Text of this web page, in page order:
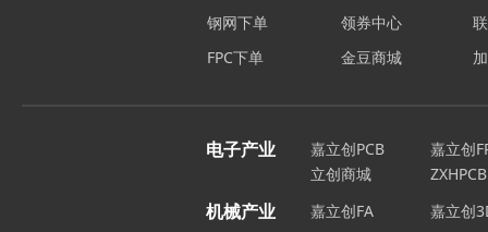
钢网下单
FPC下单
领券中心
金豆商城
电子产业 嘉立创PCB
嘉立创
立创商城
ZXHPCB
机械产业 嘉立创FA 嘉立创